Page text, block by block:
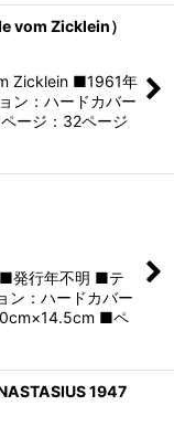
vom Zicklein）
Zicklein ■1961年
ン：ハードカバー
ージ：32ページ
発行年不明 ■テ
ン：ハードカバー
■ペ
1947